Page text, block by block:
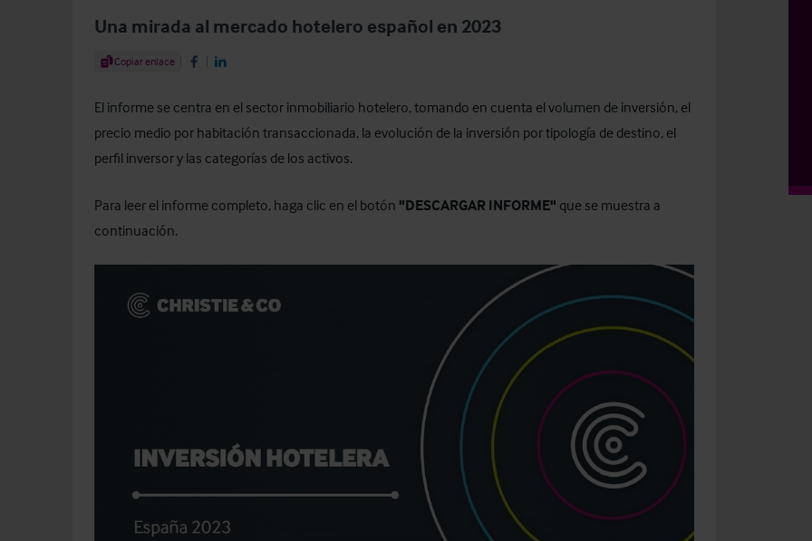
Una mirada al mercado hotelero español en 2023
Share Article
Copiar enlace Share on Facebook
Share on LinkedIn
El informe se centra en el sector inmobiliario hotelero, tomando en cuenta el volumen de inversión, el
precio medio por habitación transaccionada, la evolución de la inversión por tipología de destino, el
perfil inversor y las categorías de los activos.
Para leer el informe completo, haga clic en el botón "DESCARGAR INFORME" que se muestra a
continuación.